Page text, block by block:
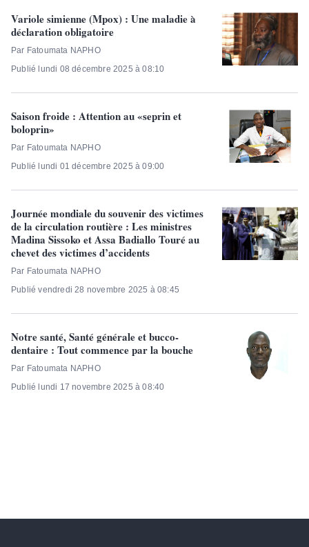
Variole simienne (Mpox) : Une maladie à
déclaration obligatoire
Par Fatoumata NAPHO
Publié lundi 08 décembre 2025 à 08:10
Saison froide : Attention au «seprin et
boloprin»
Par Fatoumata NAPHO
Publié lundi 01 décembre 2025 à 09:00
Journée mondiale du souvenir des victimes
de la circulation routière : Les ministres
Madina Sissoko et Assa Badiallo Touré au
chevet des victimes d’accidents
Par Fatoumata NAPHO
Publié vendredi 28 novembre 2025 à 08:45
Notre santé, Santé générale et bucco-
dentaire : Tout commence par la bouche
Par Fatoumata NAPHO
Publié lundi 17 novembre 2025 à 08:40